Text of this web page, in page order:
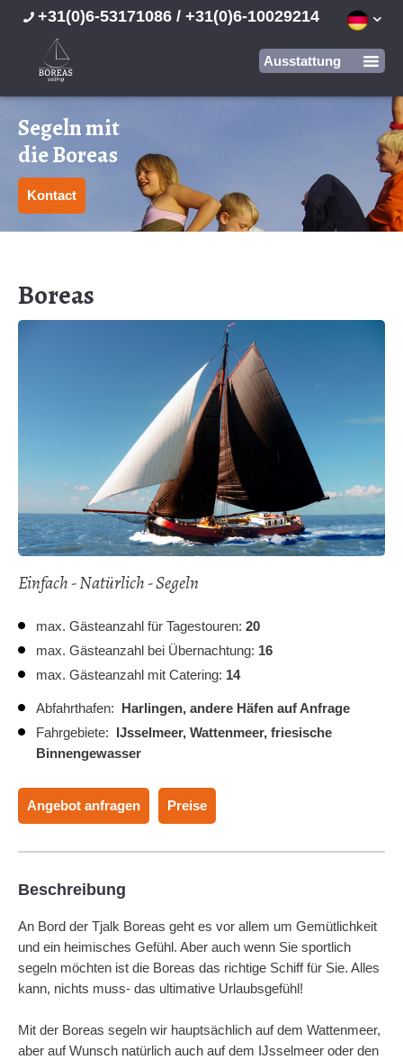
+31(0)6-53171086 / +31(0)6-10029214
Segeln mit
die Boreas
Kontact
Boreas
Einfach - Natürlich - Segeln
max. Gästeanzahl für Tagestouren: 20
max. Gästeanzahl bei Übernachtung: 16
max. Gästeanzahl mit Catering: 14
Abfahrthafen: Harlingen, andere Häfen auf Anfrage
Fahrgebiete:
IJsselmeer, Wattenmeer, friesische
Binnengewasser
Angebot anfragen Preise
Beschreibung
An Bord der Tjalk Boreas geht es vor allem um Gemütlichkeit
und ein heimisches Gefühl. Aber auch wenn Sie sportlich
segeln möchten ist die Boreas das richtige Schiff für Sie. Alles
kann, nichts muss- das ultimative Urlaubsgefühl!
Mit der Boreas segeln wir hauptsächlich auf dem Wattenmeer,
aber auf Wunsch natürlich auch auf dem IJsselmeer oder den